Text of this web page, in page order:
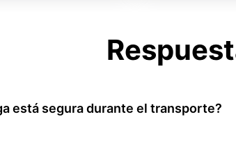
está segura durante el transporte?